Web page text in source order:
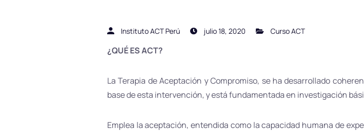
Instituto ACT Perú julio 18, 2020 Curso ACT
¿QUÉ ES ACT?
La Terapia de Aceptación y Compromiso, se ha desarrollado
base de esta intervención, y está fundamentada en investigación
Emplea la aceptación, entendida como la capacidad humana de